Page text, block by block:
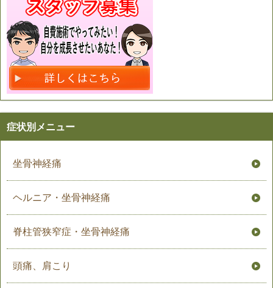
症状別メニュー
坐骨神経痛
ヘルニア・坐骨神経痛
脊柱管狭窄症・坐骨神経痛
頭痛、肩こり